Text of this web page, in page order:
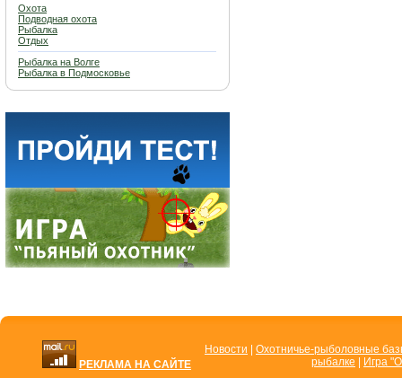
Охота
Подводная охота
Рыбалка
Отдых
Рыбалка на Волге
Рыбалка в Подмосковье
РЕКЛАМА НА САЙТЕ
Новости
Охотничье-рыболовные
рыбалке
Игра